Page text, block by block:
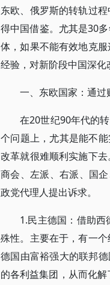
东欧、俄罗斯的转轨过
得中国借鉴。尤其是30
体，如果不能有效地克
经验，对新阶段中国深化
一、东欧国家：通
在20世纪90年代的
个问题上，尤其是能不
改革就很难顺利实施下
商会、左派、右派、国
政党代理人提出诉求。
1.民主德国：借助
殊性。主要在于，有一
德国由富裕强大的联邦
的各利益集团，从而化